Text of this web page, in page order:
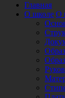
Главная
О школе О